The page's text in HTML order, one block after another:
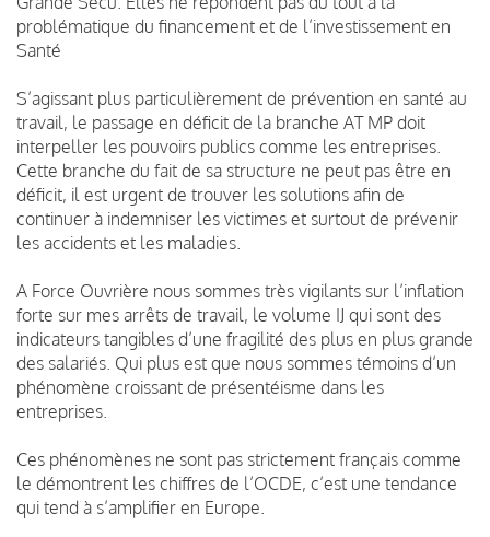
problématique du financement et de l’investissement en
Santé
S’agissant plus particulièrement de prévention en santé au
travail, le passage en déficit de la branche AT MP doit
interpeller les pouvoirs publics comme les entreprises.
Cette branche du fait de sa structure ne peut pas être en
déficit, il est urgent de trouver les solutions afin de
continuer à indemniser les victimes et surtout de prévenir
les accidents et les maladies.
A Force Ouvrière nous sommes très vigilants sur l’inflation
forte sur mes arrêts de travail, le volume IJ qui sont des
indicateurs tangibles d’une fragilité des plus en plus grande
des salariés. Qui plus est que nous sommes témoins d’un
phénomène croissant de présentéisme dans les
entreprises.
Ces phénomènes ne sont pas strictement français comme
le démontrent les chiffres de l’OCDE, c’est une tendance
qui tend à s’amplifier en Europe.